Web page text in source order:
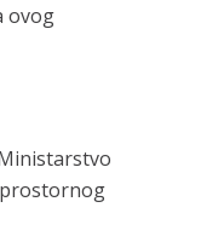
ovog